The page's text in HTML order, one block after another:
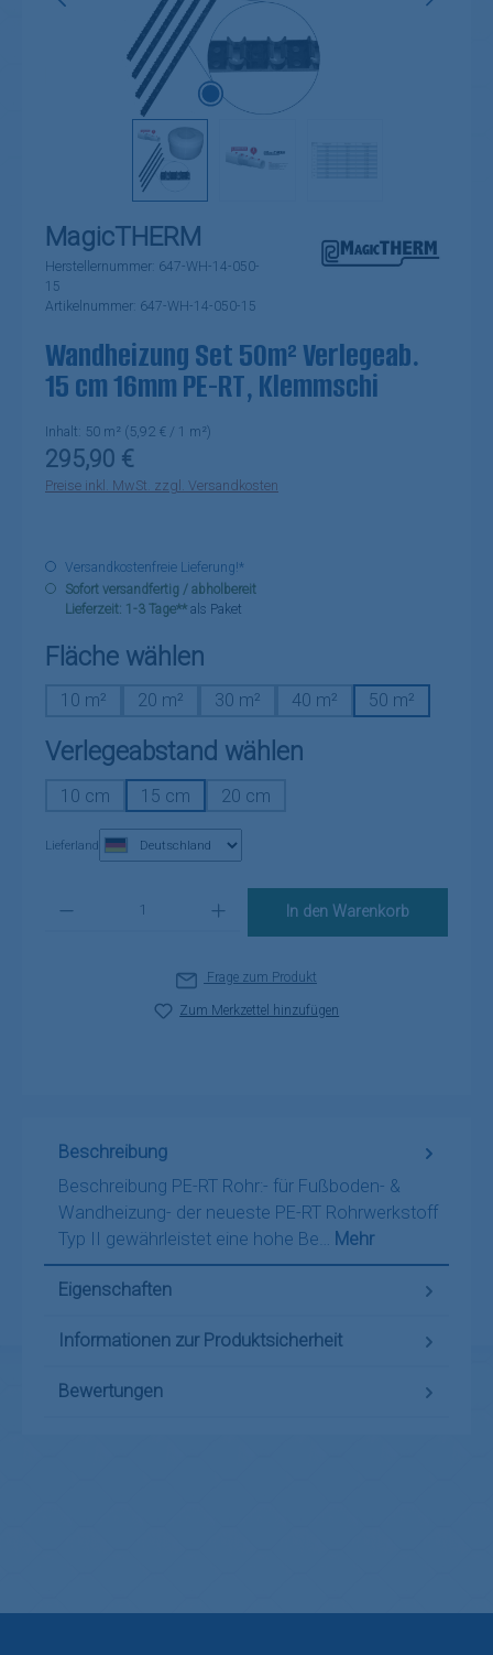
MagicTHERM
Herstellernummer: 647-WH-14-050-
15
Artikelnummer: 647-WH-14-050-15
Wandheizung Set 50m² Verlegeab.
15 cm 16mm PE-RT, Klemmschi
Inhalt: 50 m² (5,92 € / 1 m²)
Regulärer Preis:
295,90 €
Preise inkl. MwSt. zzgl. Versandkosten
Versandkostenfreie Lieferung!*
Sofort versandfertig / abholbereit
Lieferzeit: 1-3 Tage** als Paket
Fläche wählen
10 m² 20 m² 30 m² 40 m² 50 m²
Verlegeabstand wählen
10 cm 15 cm 20 cm
Lieferland
In den Warenkorb
Frage zum Produkt
Zum Merkzettel hinzufügen
Beschreibung
Beschreibung PE-RT Rohr:- für Fußboden- &
Wandheizung- der neueste PE-RT Rohrwerkstoff
Typ II gewährleistet eine hohe Be… Mehr
Eigenschaften
Informationen zur Produktsicherheit
Bewertungen